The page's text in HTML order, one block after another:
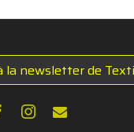
la newsletter de